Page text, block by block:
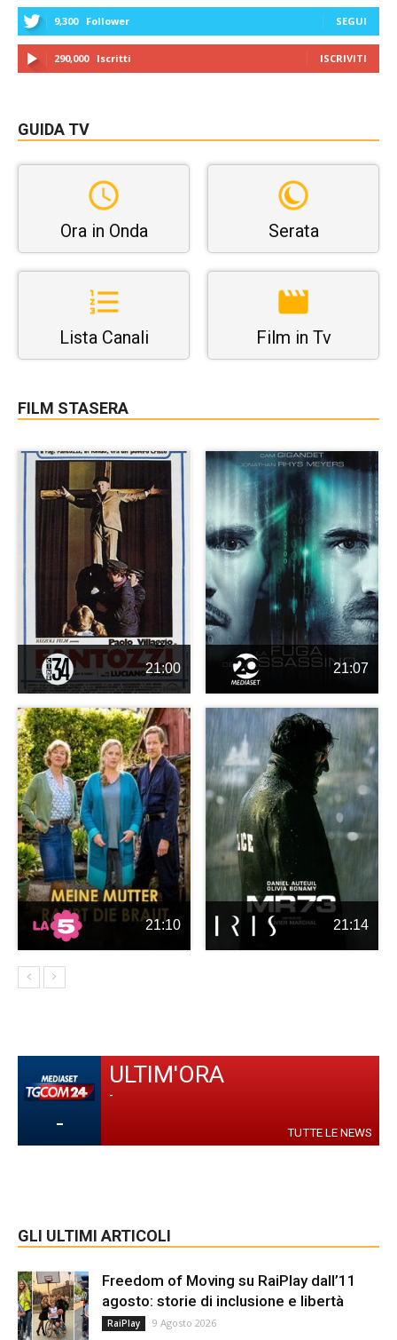
9,300 Follower SEGUI
290,000 Iscritti ISCRIVITI
GUIDA TV
Ora in Onda Serata
Lista Canali Film in Tv
FILM STASERA
21:00 21:07
21:10 21:14
-
ULTIM'ORA
-
TUTTE LE NEWS
GLI ULTIMI ARTICOLI
Freedom of Moving su RaiPlay dall’11
agosto: storie di inclusione e libertà
RaiPlay 9 Agosto 2026